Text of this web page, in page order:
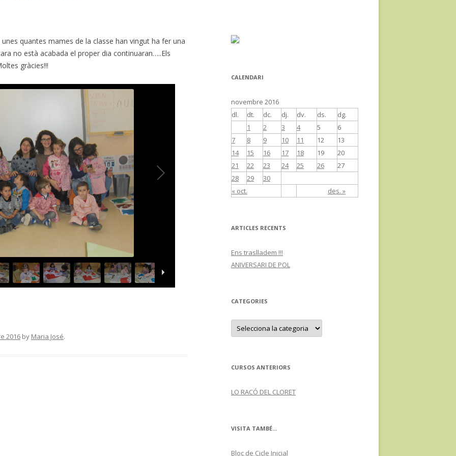
quantes mames de la classe han vingut ha fer una
no està acabada el proper dia continuaran…..Els
gràcies!!!
2016 by Maria José.
CALENDARI
novembre 2016
dl.
dt. dc. dj. dv. ds. dg.
« oct. des. »
1 2 3 4 5
6
7
8 9 10 11 12
13
14
15 16 17 18 19
20
21
22 23 24 25 26
27
28
29 30
ARTICLES RECENTS
Ens traslladem !!!
ANIVERSARI DE POL
CATEGORIES
C
t
r
i
CURSOS ANTERIORS
LO RACÓ DEL CLORET
VISITA TAMBÉ...
Bloc de Cicle Inicial